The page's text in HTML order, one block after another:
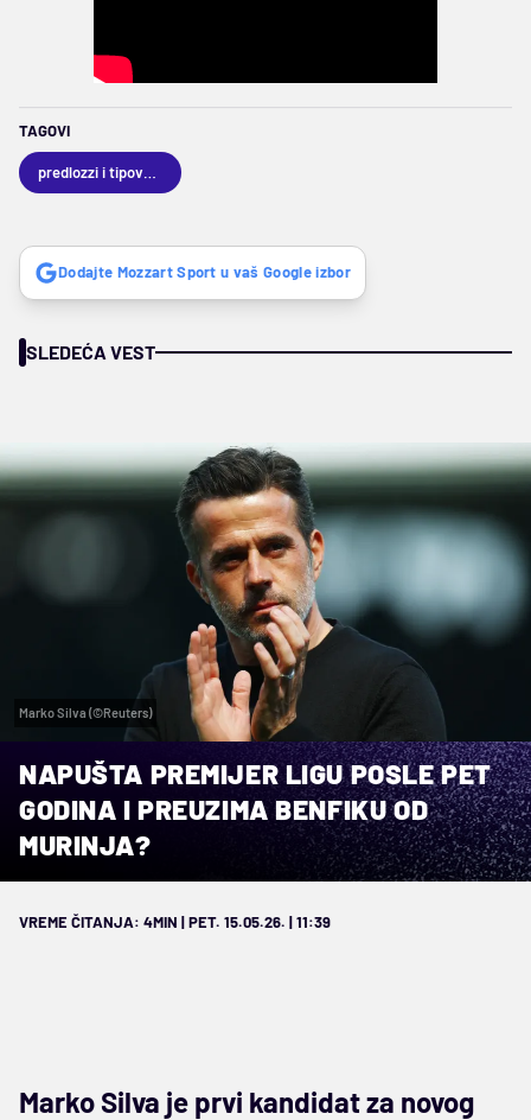
TAGOVI
Dodajte Mozzart Sport u vaš Google izbor
SLEDEĆA VEST
Marko Silva (©Reuters)
NAPUŠTA PREMIJER LIGU POSLE PET
GODINA I PREUZIMA BENFIKU OD
MURINJA?
VREME ČITANJA: 4MIN | PET. 15.05.26. | 11:39
Marko Silva je prvi kandidat za novog